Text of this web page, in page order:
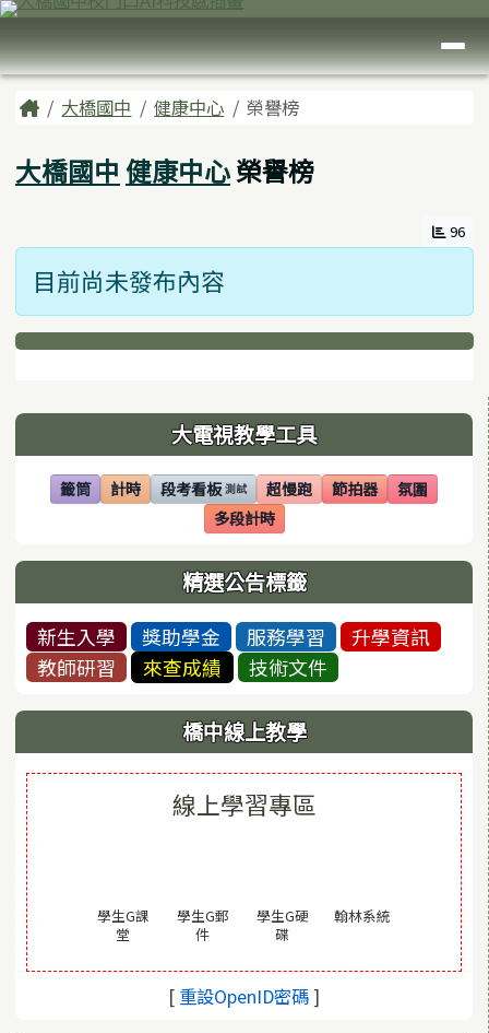
跳至主內容區
臺南市大橋國中
導覽列
主內容區域
Home大橋國中 健康中心 榮譽榜
大橋國中 健康中心榮譽榜
96
目前尚未發布內容
下中區域內容
左邊區域內容 大電視教學工具
籤筒
(另開視窗)
計時
(另開視窗)段考看板 測試
(另開視窗) 超慢跑
(另開視窗)節拍器
(另開視窗)氛圍
(另開視窗)
多段計時
(另開視窗)
精選公告標籤
新生入學 獎助學金 服務學習
升學資訊
教師研習
來查成績 技術文件
橋中線上教學
線上學習專區
學生G課
堂
學生G郵
件(另開視窗)
學生G硬
碟(另開視窗)
翰林系統(另開視窗)
[ 重設OpenID密碼(另開視窗)
]
頁尾區域